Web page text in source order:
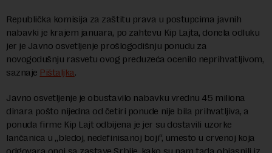
Republička komisija za zaštitu prava u postupcima javnih
nabavki je krajem januara, po zahtevu Kip Lajta, donela odluku
jer je Javno osvetljenje prošlogodišnju ponudu za
novogodušnju rasvetu ovog preduzeća ocenilo neprihvatljivom,
saznaje Pištaljka.
Javno osvetljenje je obustavilo nabavku vrednu 45 miliona
dinara pošto nijedna od četiri ponude nije bila prihvatljiva, a
ponuda firme Kip Lajt odbijena je jer su dostavili uzorke
lančanica u „bledoj, nedefinisanoj boji“, umesto u crvenoj koja